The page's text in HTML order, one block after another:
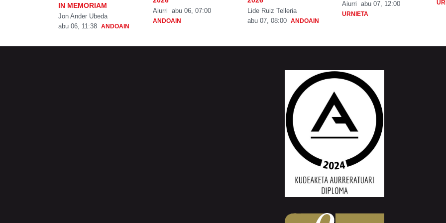
IN MEMORIAM
Jon Ander Ubeda
abu 06, 11:38 ANDOAIN
Aiurri abu 06, 07:00
ANDOAIN
Lide Ruiz Telleria
abu 07, 08:00 ANDOAIN
Aiurri abu 07, 12:00
URNIETA